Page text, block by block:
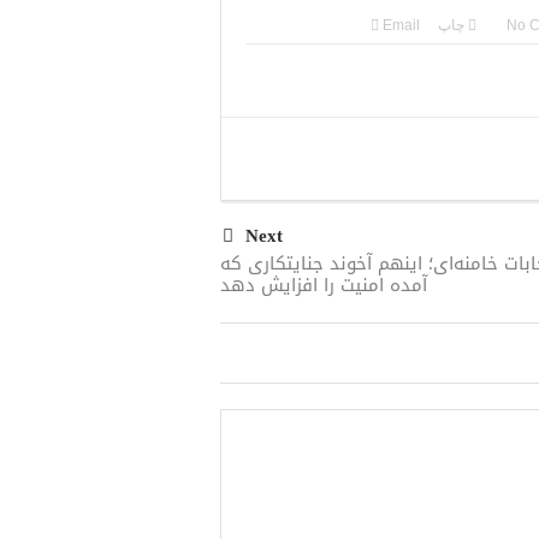
بهبود یافته است
را بپیچد+تحلیل
در شمال غرب ایران
از خود نشان می‌دهد
No چاپ Email
Next
خامنه‌ای؛ اینهم آخوند جنایتکاری که
آمده امنیت را افزایش دهد